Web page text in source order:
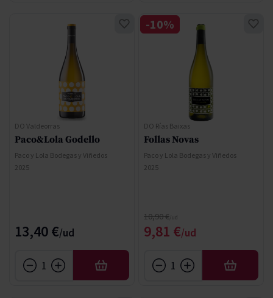
DO Valdeorras
Paco&Lola Godello
Paco y Lola Bodegas y Viñedos
2025
13,40 €
AÑADIR
DO Rías Baixas
Follas Novas
Paco y Lola Bodegas y Viñedos
2025
Precio especial
9,81 €
Precio normal
10,90 €
-10%
AÑADIR